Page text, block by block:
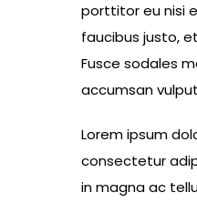
porttitor eu nisi
faucibus justo,
Fusce sodales
accumsan
Lorem ipsum
consectetur
in magna ac